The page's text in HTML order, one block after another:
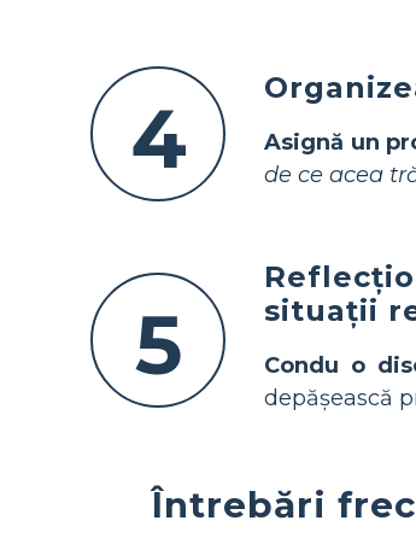
4 Asignă un
de ce acea
5
situații
Condu o
depășească
Întrebări